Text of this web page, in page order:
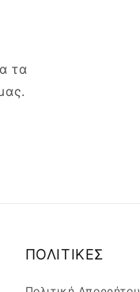
τα
ΠΟΛΙΤΙΚΕΣ